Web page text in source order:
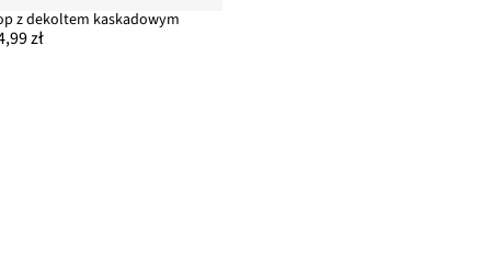
z dekoltem kaskadowym
zł